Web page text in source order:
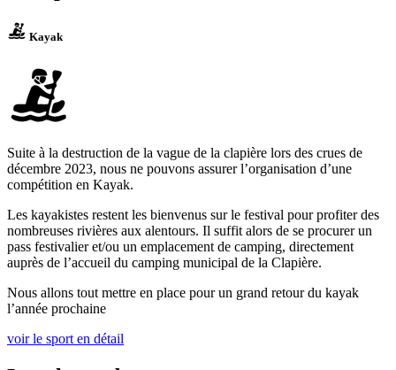
Kayak
Suite à la destruction de la vague de la clapière lors des crues de
décembre 2023, nous ne pouvons assurer l’organisation d’une
compétition en Kayak.
Les kayakistes restent les bienvenus sur le festival pour profiter des
nombreuses rivières aux alentours. Il suffit alors de se procurer un
pass festivalier et/ou un emplacement de camping, directement
auprès de l’accueil du camping municipal de la Clapière.
Nous allons tout mettre en place pour un grand retour du kayak
l’année prochaine
voir le sport en détail